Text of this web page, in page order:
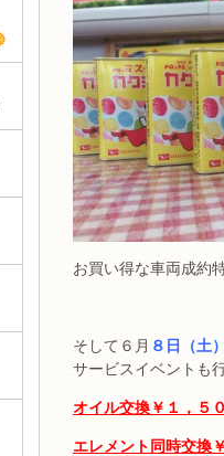
お買い得な車両成約
そして６月 ８日（土）
サービスイベントも
オイル交換￥１，５
エレメント同時交換